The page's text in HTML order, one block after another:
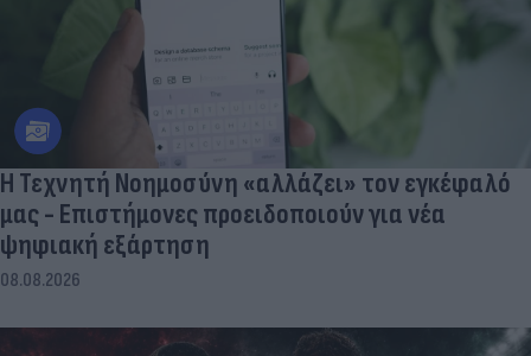
Η Τεχνητή Νοημοσύνη «αλλάζει» τον εγκέφαλό
μας - Eπιστήμονες προειδοποιούν για νέα
ψηφιακή εξάρτηση
08.08.2026